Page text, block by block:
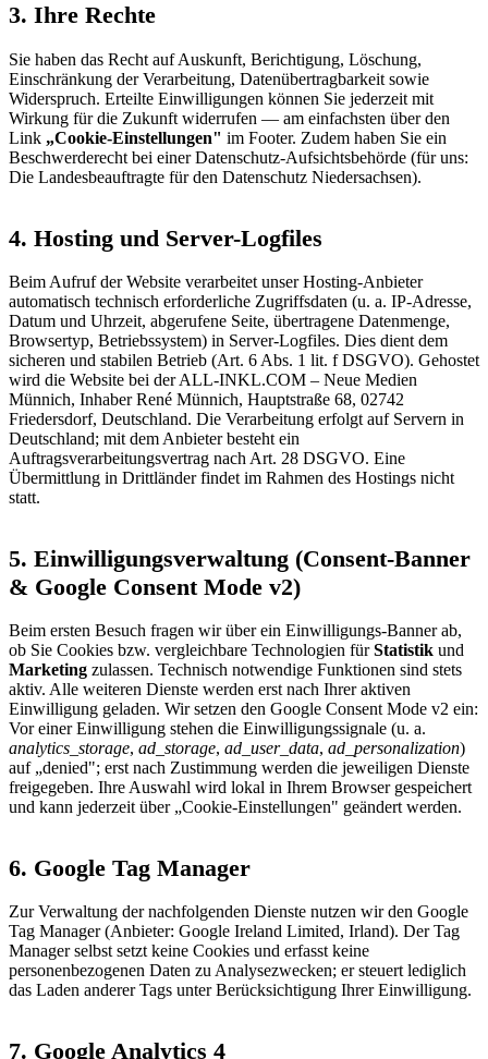
3. Ihre Rechte
Sie haben das Recht auf Auskunft, Berichtigung, Löschung,
Einschränkung der Verarbeitung, Datenübertragbarkeit sowie
Widerspruch. Erteilte Einwilligungen können Sie jederzeit mit
Wirkung für die Zukunft widerrufen — am einfachsten über den
Link „Cookie-Einstellungen" im Footer. Zudem haben Sie ein
Beschwerderecht bei einer Datenschutz-Aufsichtsbehörde (für uns:
Die Landesbeauftragte für den Datenschutz Niedersachsen).
4. Hosting und Server-Logfiles
Beim Aufruf der Website verarbeitet unser Hosting-Anbieter
automatisch technisch erforderliche Zugriffsdaten (u. a. IP-Adresse,
Datum und Uhrzeit, abgerufene Seite, übertragene Datenmenge,
Browsertyp, Betriebssystem) in Server-Logfiles. Dies dient dem
sicheren und stabilen Betrieb (Art. 6 Abs. 1 lit. f DSGVO). Gehostet
wird die Website bei der ALL-INKL.COM – Neue Medien
Münnich, Inhaber René Münnich, Hauptstraße 68, 02742
Friedersdorf, Deutschland. Die Verarbeitung erfolgt auf Servern in
Deutschland; mit dem Anbieter besteht ein
Auftragsverarbeitungsvertrag nach Art. 28 DSGVO. Eine
Übermittlung in Drittländer findet im Rahmen des Hostings nicht
statt.
5. Einwilligungsverwaltung (Consent-Banner
& Google Consent Mode v2)
Beim ersten Besuch fragen wir über ein Einwilligungs-Banner ab,
ob Sie Cookies bzw. vergleichbare Technologien fürStatistik und
Marketing zulassen. Technisch notwendige Funktionen sind stets
aktiv. Alle weiteren Dienste werden erst nach Ihrer aktiven
Einwilligung geladen. Wir setzen den Google Consent Mode v2 ein:
Vor einer Einwilligung stehen die Einwilligungssignale (u. a.
analytics_storage, ad_storage, ad_user_data, ad_personalization)
auf „denied"; erst nach Zustimmung werden die jeweiligen Dienste
freigegeben. Ihre Auswahl wird lokal in Ihrem Browser gespeichert
und kann jederzeit über „Cookie-Einstellungen" geändert werden.
6. Google Tag Manager
Zur Verwaltung der nachfolgenden Dienste nutzen wir den Google
Tag Manager (Anbieter: Google Ireland Limited, Irland). Der Tag
Manager selbst setzt keine Cookies und erfasst keine
personenbezogenen Daten zu Analysezwecken; er steuert lediglich
das Laden anderer Tags unter Berücksichtigung Ihrer Einwilligung.
7. Google Analytics 4